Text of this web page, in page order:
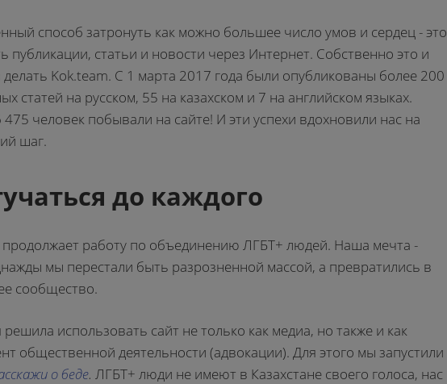
способ затронуть как можно большее число умов и сердец - это
публикации, статьи и новости через Интернет. Собственно это и
делать Kok.team. С 1 марта 2017 года были опубликованы более 200
статей на русском, 55 на казахском и 7 на английском языках.
человек побывали на сайте! И эти успехи вдохновили нас на
шаг.
до каждого
продолжает работу по объединению ЛГБТ+ людей. Наша мечта -
мы перестали быть разрозненной массой, а превратились в
сообщество.
решила использовать сайт не только как медиа, но также и как
общественной деятельности (адвокации). Для этого мы запустили
о беде. ЛГБТ+ люди не имеют в Казахстане своего голоса, нас